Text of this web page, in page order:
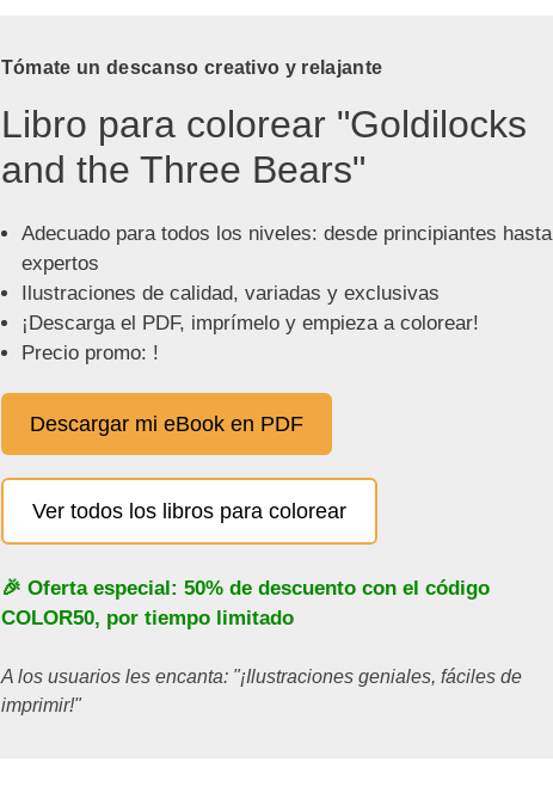
Tómate un descanso creativo y relajante
Libro para colorear "Goldilocks
and the Three Bears"
Adecuado para todos los niveles: desde principiantes hasta
expertos
Ilustraciones de calidad, variadas y exclusivas
¡Descarga el PDF, imprímelo y empieza a colorear!
Precio promo: !
Descargar mi eBook en PDF
Ver todos los libros para colorear
🎉 Oferta especial: 50% de descuento con el código
COLOR50, por tiempo limitado
A los usuarios les encanta: "¡Ilustraciones geniales, fáciles de
imprimir!"